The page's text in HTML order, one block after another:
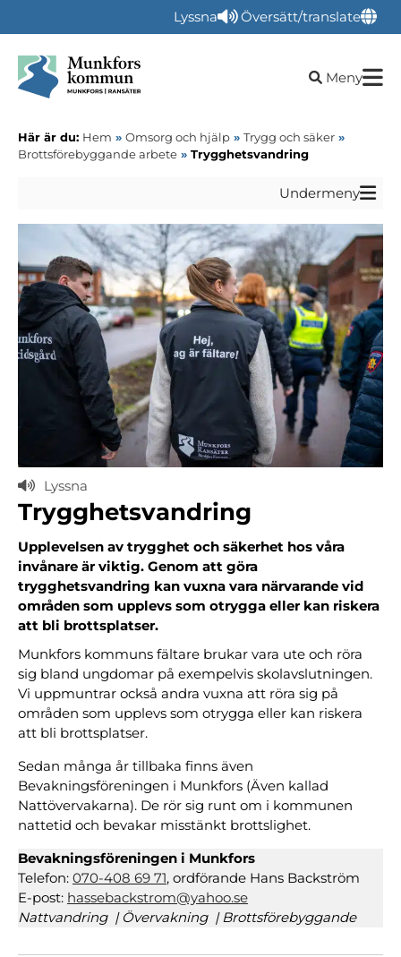
Lyssna Översätt/translate
Öppna
Meny
Här är du: Hem » Omsorg och hjälp » Trygg och säker »
Brottsförebyggande arbete » Trygghetsvandring
Undermeny
Lyssna
Trygghetsvandring
Upplevelsen av trygghet och säkerhet hos våra
invånare är viktig. Genom att göra
trygghetsvandring kan vuxna vara närvarande vid
områden som upplevs som otrygga eller kan riskera
att bli brottsplatser.
Munkfors kommuns fältare brukar vara ute och röra
sig bland ungdomar på exempelvis skolavslutningen.
Vi uppmuntrar också andra vuxna att röra sig på
områden som upplevs som otrygga eller kan riskera
att bli brottsplatser.
Sedan många år tillbaka finns även
Bevakningsföreningen i Munkfors (Även kallad
Nattövervakarna). De rör sig runt om i kommunen
nattetid och bevakar misstänkt brottslighet.
Bevakningsföreningen i Munkfors
Telefon: 070-408 69 71, ordförande Hans Backström
E-post: hassebackstrom@yahoo.se
Nattvandring | Övervakning | Brottsförebyggande